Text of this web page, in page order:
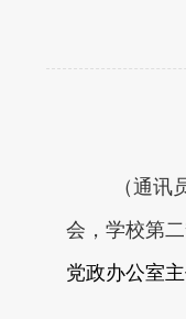
（通
会，学校第二
党政办公室